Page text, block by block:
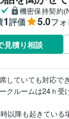
機密保持契約
1評価 5.0フ
見積り相談
していても対応で
クルームは24ｈ受
以降も起きている